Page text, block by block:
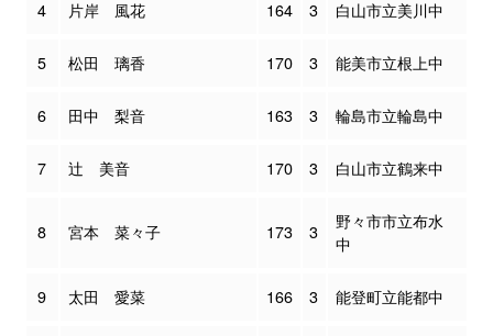
4 片岸 風花 164 3 白山市立美川中
5 松田 璃香 170 3 能美市立根上中
6 田中 梨音 163 3 輪島市立輪島中
7 辻 美音 170 3 白山市立鶴来中
8 宮本 菜々子 173 3
野々市市立布水
中
9 太田 愛菜 166 3 能登町立能都中